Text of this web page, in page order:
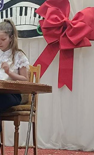
"ДВ"
гісторыя
использования материалов